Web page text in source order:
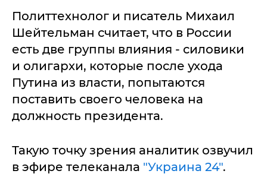
Политтехнолог и писатель Михаил
Шейтельман считает, что в России
есть две группы влияния - силовики
и олигархи, которые после ухода
Путина из власти, попытаются
поставить своего человека на
должность президента.
Такую точку зрения аналитик озвучил
в эфире телеканала "Украина 24".